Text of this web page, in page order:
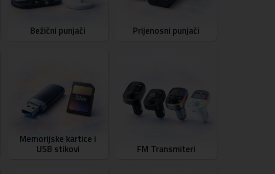
Bežični punjači Prijenosni punjači
Memorijske kartice i
USB stikovi FM Transmiteri